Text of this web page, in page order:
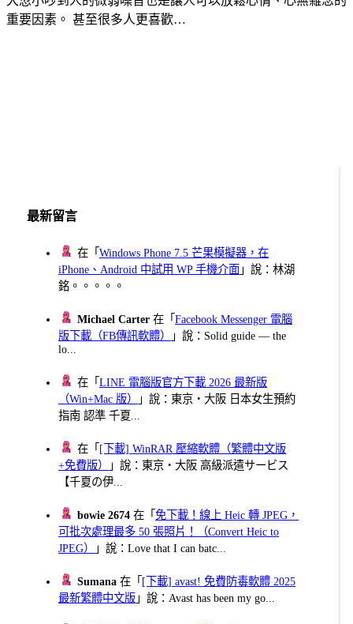
重要因素。 甚至很多人更喜歡…
最新留言
在「Windows Phone 7.5 芒果模擬器，在
iPhone、Android 中試用 WP 手機介面 」說：林湖
銘。。。。。
Michael Carter 在「Facebook Messenger 電腦
版下載（FB傳訊軟體）
」說：Solid guide — the
lo...
在「LINE 電腦版官方下載 2026 最新版
（Win+Mac 版）
」說：東京・大阪 日本女生預約
指南 認準 千夏...
在「 [下載] WinRAR 壓縮軟體（繁體中文版
+免費版）
」說：東京・大阪 高級派遣サービス
【千夏の伊...
bowie 2674 在「免下載！線上 Heic 轉 JPEG，
可批次處理最多 50 張照片！（Convert Heic to
JPEG）
」說：Love that I can batc...
Sumana 在「 [下載] avast! 免費防毒軟體 2025
最新繁體中文版 」說：Avast has been my go...